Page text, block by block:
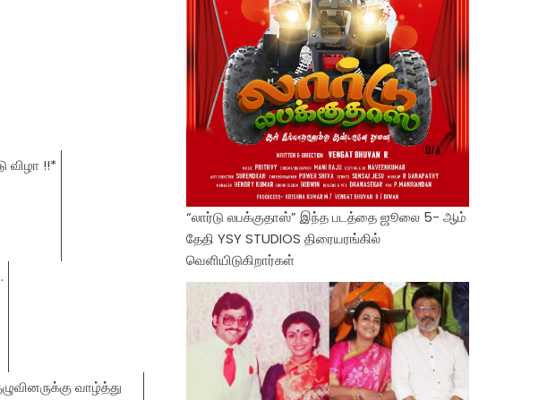
“லார்டு லபக்குதாஸ்” இந்த படத்தை ஜூலை 5- ஆம்
தேதி YSY STUDIOS திரையரங்கில்
வெளியிடுகிறார்கள்